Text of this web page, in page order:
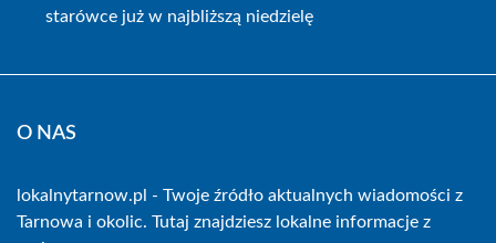
starówce już w najbliższą niedzielę
O NAS
lokalnytarnow.pl - Twoje źródło aktualnych wiadomości z
Tarnowa i okolic. Tutaj znajdziesz lokalne informacje z